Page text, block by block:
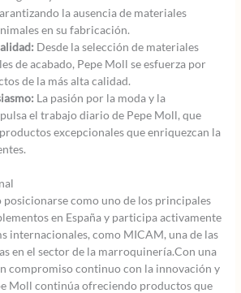
la ausencia de materiales
en su fabricación.
Desde la selección de materiales
de acabado, Pepe Moll se esfuerza por
de la más alta calidad.
La pasión por la moda y la
el trabajo diario de Pepe Moll, que
excepcionales que enriquezcan la
posicionarse como uno de los principales
en España y participa activamente
internacionales, como MICAM, una de las
en el sector de la marroquinería.Con una
compromiso continuo con la innovación y
Moll continúa ofreciendo productos que